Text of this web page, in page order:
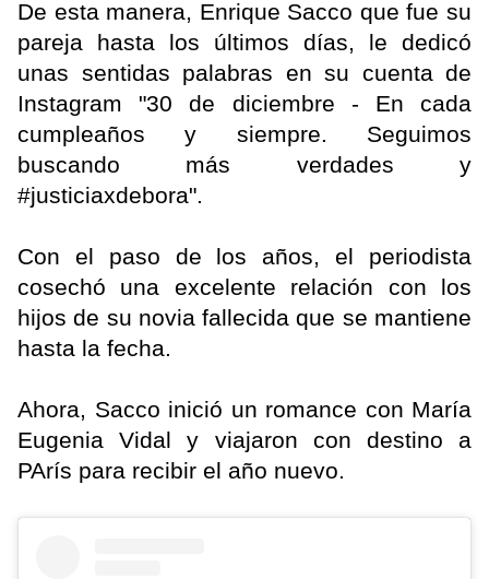
De esta manera, Enrique Sacco que fue su
pareja hasta los últimos días, le dedicó
unas sentidas palabras en su cuenta de
Instagram "30 de diciembre - En cada
cumpleaños y siempre. Seguimos
buscando más verdades y
#justiciaxdebora".
Con el paso de los años, el periodista
cosechó una excelente relación con los
hijos de su novia fallecida que se mantiene
hasta la fecha.
Ahora, Sacco inició un romance con María
Eugenia Vidal y viajaron con destino a
PArís para recibir el año nuevo.